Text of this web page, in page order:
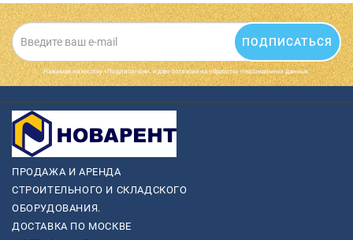
ПОДПИСАТЬСЯ
Нажимая на кнопку «Подписаться», я даю cогласие на обработку персональных данных.
ПРОДАЖА И АРЕНДА
СТРОИТЕЛЬНОГО И СКЛАДСКОГО
ОБОРУДОВАНИЯ.
ДОСТАВКА ПО МОСКВЕ